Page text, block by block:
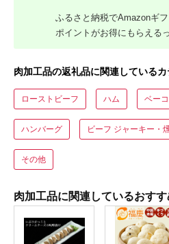
ふるさと納税でAmazonギ
ポイントがお得にもらえる
肉加工品の返礼品に関連しているカ
ローストビーフ ハム ベー
ハンバーグ ビーフ ジャーキー・
その他
肉加工品に関連しているおす